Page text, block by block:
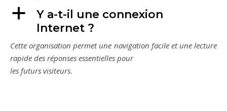
a
Y a-t-il une connexion
Internet ?
Cette organisation permet une navigation facile et une lecture
rapide des réponses essentielles pour
les futurs visiteurs.